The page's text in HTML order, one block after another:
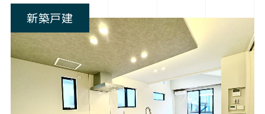
新築戸建